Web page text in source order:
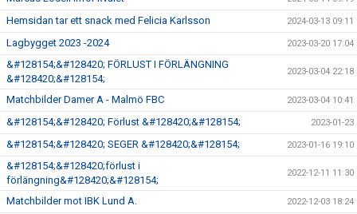
Hemsidan tar ett snack med Felicia Karlsson 2024-03-13 09:11
Lagbygget 2023 -2024 2023-03-20 17:04
&#128154;&#128420; FÖRLUST I FÖRLÄNGNING
&#128420;&#128154;
2023-03-04 22:18
Matchbilder Damer A - Malmö FBC 2023-03-04 10:41
&#128154;&#128420; Förlust &#128420;&#128154; 2023-01-23
&#128154;&#128420; SEGER &#128420;&#128154; 2023-01-16 19:10
&#128154;&#128420;förlust i
förlängning&#128420;&#128154;
2022-12-11 11:30
Matchbilder mot IBK Lund A. 2022-12-03 18:24